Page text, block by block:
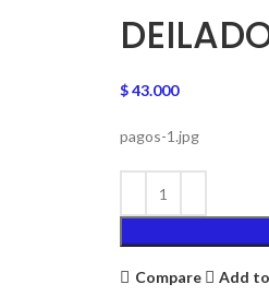
$43.000
pagos-1.jpg
Compare Add